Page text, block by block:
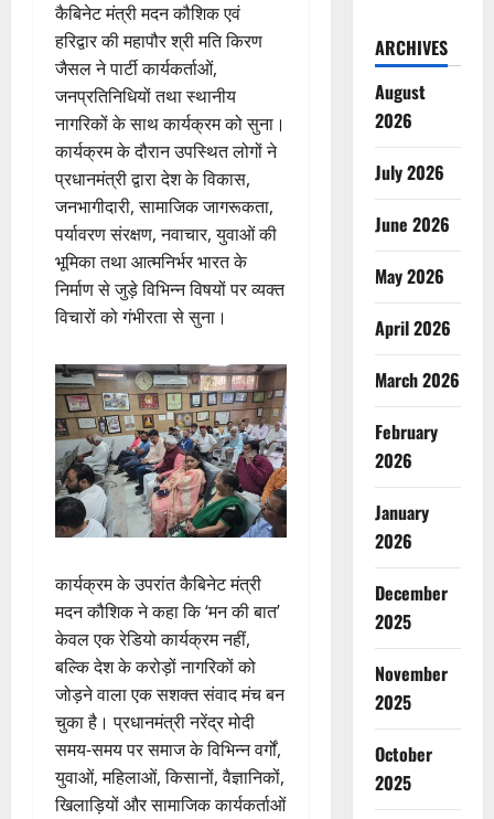
कैबिनेट मंत्री मदन कौशिक एवं
हरिद्वार की महापौर श्री मति किरण
जैसल ने पार्टी कार्यकर्ताओं,
जनप्रतिनिधियों तथा स्थानीय
नागरिकों के साथ कार्यक्रम को सुना।
कार्यक्रम के दौरान उपस्थित लोगों ने
प्रधानमंत्री द्वारा देश के विकास,
जनभागीदारी, सामाजिक जागरूकता,
पर्यावरण संरक्षण, नवाचार, युवाओं की
भूमिका तथा आत्मनिर्भर भारत के
निर्माण से जुड़े विभिन्न विषयों पर व्यक्त
विचारों को गंभीरता से सुना।
कार्यक्रम के उपरांत कैबिनेट मंत्री
मदन कौशिक ने कहा कि ‘मन की बात’
केवल एक रेडियो कार्यक्रम नहीं,
बल्कि देश के करोड़ों नागरिकों को
जोड़ने वाला एक सशक्त संवाद मंच बन
चुका है। प्रधानमंत्री नरेंद्र मोदी
समय-समय पर समाज के विभिन्न वर्गों,
युवाओं, महिलाओं, किसानों, वैज्ञानिकों,
खिलाड़ियों और सामाजिक कार्यकर्ताओं
ARCHIVES
August
2026
July 2026
June 2026
May 2026
April 2026
March 2026
February
2026
January
2026
December
2025
November
2025
October
2025